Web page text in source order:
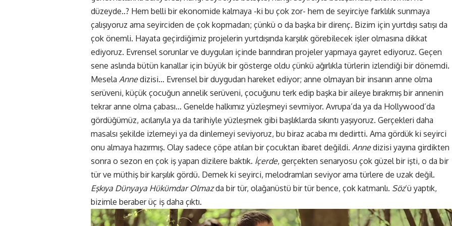
düzeyde..? Hem belli bir ekonomide kalmaya -ki bu çok zor- hem de seyirciye farklılık sunmaya
çalışıyoruz ama seyirciden de çok kopmadan; çünkü o da başka bir direnç. Bizim için yurtdışı satışı da
çok önemli. Hayata geçirdiğimiz projelerin yurtdışında karşılık görebilecek işler olmasına dikkat
ediyoruz. Evrensel sorunlar ve duyguları içinde barındıran projeler yapmaya gayret ediyoruz. Geçen
sene aslında bütün kanallar için büyük bir gösterge oldu çünkü ağırlıkla türlerin izlendiği bir dönemdi.
Mesela Annedizisi… Evrensel bir duygudan hareket ediyor; anne olmayan bir insanın anne olma
serüveni, küçük çocuğun annelik serüveni, çocuğunu terk edip başka bir aileye bırakmış bir annenin
tekrar anne olma çabası… Genelde halkımız yüzleşmeyi sevmiyor. Avrupa’da ya da Hollywood’da
gördüğümüz, acılarıyla ya da tarihiyle yüzleşmek gibi başlıklarda sıkıntı yaşıyoruz. Gerçekleri daha
masalsı şekilde izlemeyi ya da dinlemeyi seviyoruz, bu biraz acaba mı dedirtti. Ama gördük ki seyirci
onu almaya hazırmış. Olay sadece çöpe atılan bir çocuktan ibaret değildi. Annedizisi yayına girdikten
sonra o sezon en çok iş yapan dizilere baktık. İçerde, gerçekten senaryosu çok güzel bir işti, o da bir
tür ve müthiş bir karşılık gördü. Demek ki seyirci, melodramları seviyor ama türlere de uzak değil.
Eşkıya Dünyaya Hükümdar Olmazda bir tür, olağanüstü bir tür bence, çok katmanlı. Söz‘ü yaptık,
bizimle beraber üç iş daha çıktı.